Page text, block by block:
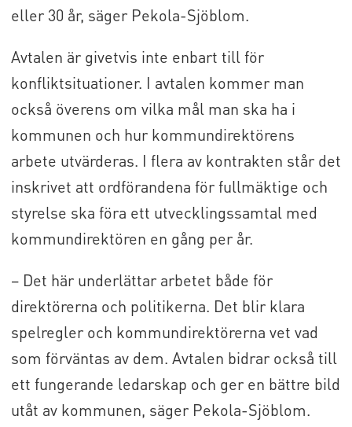
eller 30 år, säger Pekola-Sjöblom.
Avtalen är givetvis inte enbart till för
konfliktsituationer. I avtalen kommer man
också överens om vilka mål man ska ha i
kommunen och hur kommundirektörens
arbete utvärderas. I flera av kontrakten står det
inskrivet att ordförandena för fullmäktige och
styrelse ska föra ett utvecklingssamtal med
kommundirektören en gång per år.
– Det här underlättar arbetet både för
direktörerna och politikerna. Det blir klara
spelregler och kommundirektörerna vet vad
som förväntas av dem. Avtalen bidrar också till
ett fungerande ledarskap och ger en bättre bild
utåt av kommunen, säger Pekola-Sjöblom.